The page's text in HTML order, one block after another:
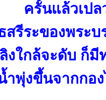
ครั้นแล้วเป
สรีระของพระ
ลิงใกล้จะดับ ก็
ำพุ่งขึ้นจากกอ